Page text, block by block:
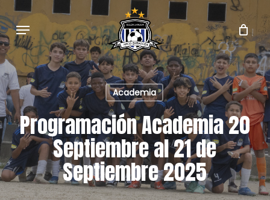
Skip
to
main
content
Menu
Academia
Programación Academia 20
Septiembre al 21 de
Septiembre 2025